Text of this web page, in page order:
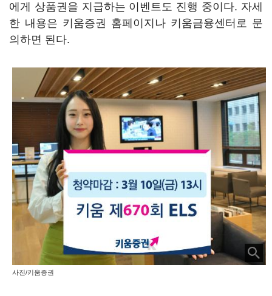
에게 상품권을 지급하는 이벤트도 진행 중이다. 자세
한 내용은 키움증권 홈페이지나 키움금융센터로 문
의하면 된다.
사진/키움증권